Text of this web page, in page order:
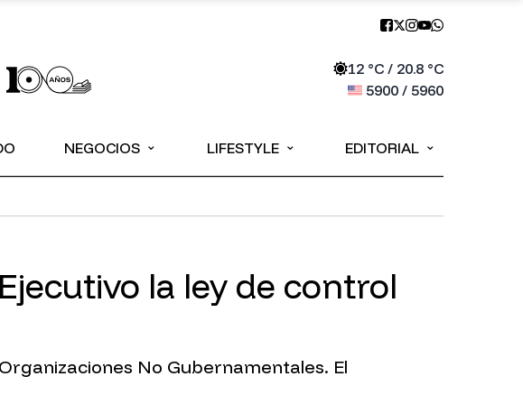
12°C / 20.8°C
5900/ 5960
NEGOCIOS ⌄ LIFESTYLE ⌄ EDITORIAL ⌄
la ley de control
No Gubernamentales. El